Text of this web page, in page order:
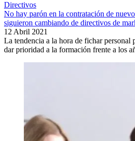
Directivos
No hay parón en la contratación de
siguieron cambiando de directivos de
12 Abril 2021
La tendencia a la hora de fichar personal
dar prioridad a la formación frente a los